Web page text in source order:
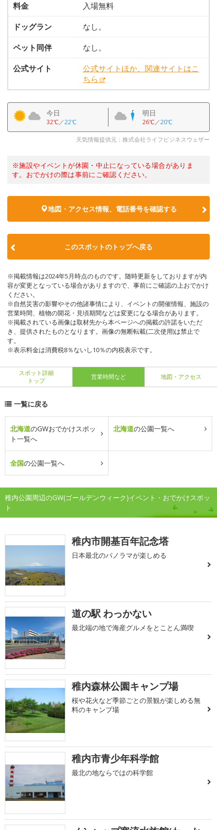
料金
入場無料
ドッグラン
なし。
ペット同伴
なし。
公式サイト
公式サイトほか、関連サイトはこ
ちら
今日
32℃／22℃
明日
26℃／20℃
天気情報提供元：株式会社ライフビジネスウェザー
※施設やイベントが休園・中止になっている場合がありま
す。おでかけの際は事前にご確認ください。
地図・アクセス情報、電話番号を確認する
このスポットのトップへ戻る
※掲載情報は2024年5月時点のものです。随時更新をしておりますが内
容が変更となっている場合がありますので、事前にご確認の上おでかけ
ください。
※自然災害の影響やその他諸事情により、イベントの開催情報、施設の
営業時間、植物の開花・見頃期間などは変更になる場合があります。
※掲載されている画像は取材先から本ページへの掲載の許諾をいただ
き、提供されたものとなります。画像の無断転載(二次使用)は禁止で
す。
※表示料金は消費税8％ないし10％の内税表示です。
スポット詳細
トップ
営業時間など 地図・アクセス
一覧に戻る
北海道のGWおでかけスポッ
ト一覧へ
北海道の公園一覧へ
全国の公園一覧へ
稚内公園周辺のGW(ゴールデンウィーク)イベント・おでかけスポッ
ト
稚内市開基百年記念塔
日本最北のパノラマが楽しめる
道の駅 わっかない
最北端の地で海産グルメをとことん満喫
稚内森林公園キャンプ場
桜や花火など季節ごとの景観が楽しめる無
料のキャンプ場
稚内市青少年科学館
最北の地ならではの科学館